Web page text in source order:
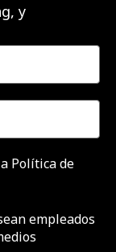
y
Política de
empleados